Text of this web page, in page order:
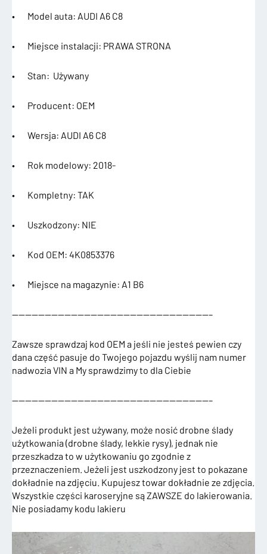
• Model auta: AUDI A6 C8
• Miejsce instalacji: PRAWA STRONA
• Stan: Używany
• Producent: OEM
• Wersja: AUDI A6 C8
• Rok modelowy: 2018-
• Kompletny: TAK
• Uszkodzony: NIE
• Kod OEM: 4K0853376
• Miejsce na magazynie: A1 B6
——————————————————————————————–
Zawsze sprawdzaj kod OEM a jeśli nie jesteś pewien czy
dana część pasuje do Twojego pojazdu wyślij nam numer
nadwozia VIN a My sprawdzimy to dla Ciebie
——————————————————————————————–
Jeżeli produkt jest używany, może nosić drobne ślady
użytkowania (drobne ślady, lekkie rysy), jednak nie
przeszkadza to w użytkowaniu go zgodnie z
przeznaczeniem. Jeżeli jest uszkodzony jest to pokazane
dokładnie na zdjęciu. Kupujesz towar dokładnie ze zdjęcia.
Wszystkie części karoseryjne są ZAWSZE do lakierowania.
Nie posiadamy kodu lakieru